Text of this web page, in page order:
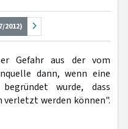
2012)
Gefahr aus der vom
dann, wenn eine
wurde, dass
verletzt werden können".